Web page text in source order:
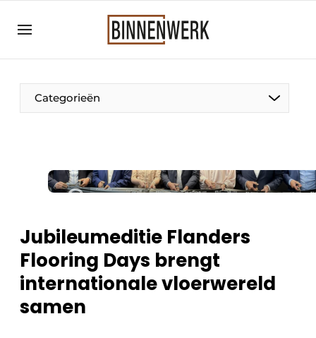
Aanmelden
Bedrijven
Binnenwerk | Hét magazine voor de
Direct contact
Meest gelezen
Nieuwsbrief
Podcasts
Categorieën
Jubileumeditie Flanders
Flooring Days brengt
internationale vloerwereld
samen